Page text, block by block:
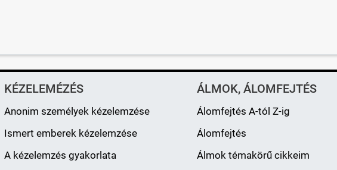
KÉZELEMÉZÉS
Anonim személyek kézelemzése
Ismert emberek kézelemzése
A kézelemzés gyakorlata
ÁLMOK, ÁLOMFEJTÉS
Álomfejtés A-tól Z-ig
Álomfejtés
Álmok témakörű cikkeim